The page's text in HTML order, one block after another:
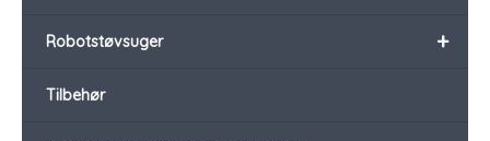
+
Robotstøvsuger
Tilbehør